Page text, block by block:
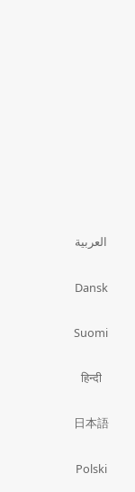
العربية
Dansk
Suomi
हिन्दी
日本語
Polski